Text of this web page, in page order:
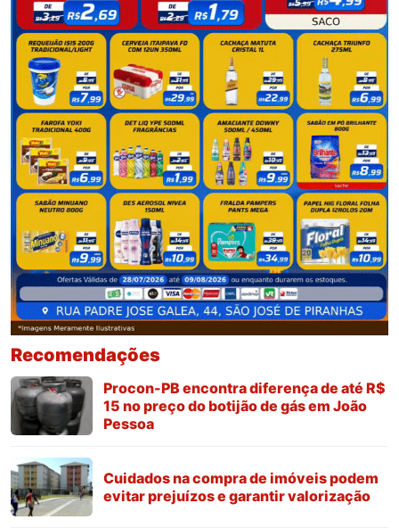
Recomendações
Procon-PB encontra diferença de até R$
15 no preço do botijão de gás em João
Pessoa
Cuidados na compra de imóveis podem
evitar prejuízos e garantir valorização